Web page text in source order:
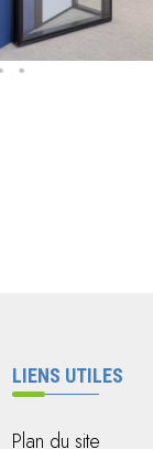
LIENS UTILES
Plan du site